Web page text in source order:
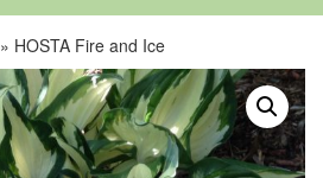
» HOSTA Fire and Ice